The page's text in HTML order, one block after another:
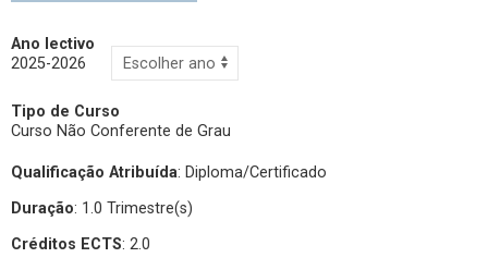
Ano lectivo
2025-2026
Tipo de Curso
Curso Não Conferente de Grau
Qualificação Atribuída: Diploma/Certificado
Duração: 1.0 Trimestre(s)
Créditos ECTS: 2.0